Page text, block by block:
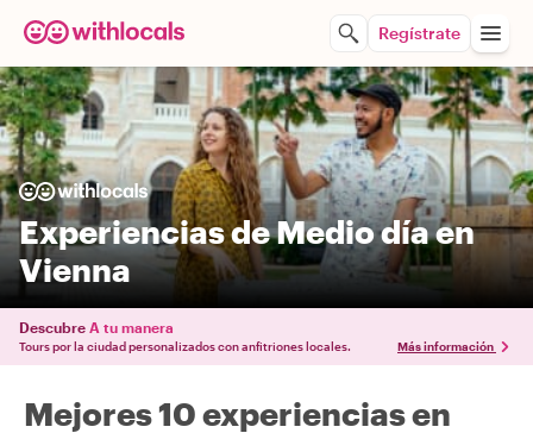
Regístrate
Experiencias de Medio día en
Vienna
Descubre A tu manera
Tours por la ciudad personalizados con anfitriones locales. Más información
Mejores 10 experiencias en